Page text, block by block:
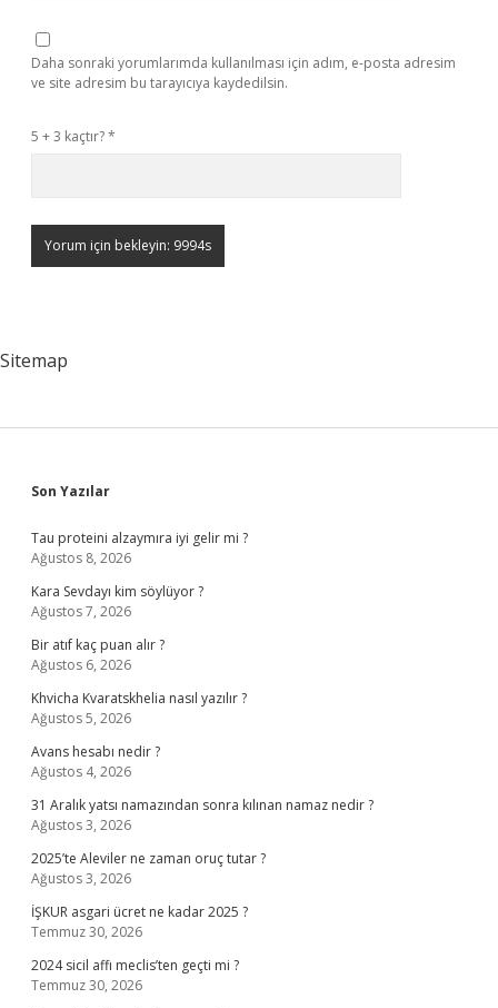
Daha sonraki yorumlarımda kullanılması için adım, e-posta adresim
ve site adresim bu tarayıcıya kaydedilsin.
5 + 3 kaçtır?*
Sitemap
Sidebar
Son Yazılar
Tau proteini alzaymıra iyi gelir mi ?
Ağustos 8, 2026
Kara Sevdayı kim söylüyor ?
Ağustos 7, 2026
Bir atıf kaç puan alır ?
Ağustos 6, 2026
Khvicha Kvaratskhelia nasıl yazılır ?
Ağustos 5, 2026
Avans hesabı nedir ?
Ağustos 4, 2026
31 Aralık yatsı namazından sonra kılınan namaz nedir ?
Ağustos 3, 2026
2025’te Aleviler ne zaman oruç tutar ?
Ağustos 3, 2026
İŞKUR asgari ücret ne kadar 2025 ?
Temmuz 30, 2026
2024 sicil affı meclis’ten geçti mi ?
Temmuz 30, 2026